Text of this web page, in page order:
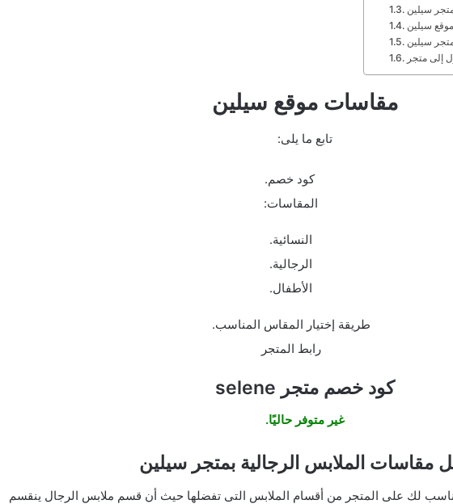
سيلين
سيلين
سيلين
مقاسات موقع سيلين
تابع ما يلى:
كود خصم.
المقاسات:
النسائية.
الرجالية.
الأطفال.
طريقة إختيار المقاس المناسب.
رابط المتجر
كود خصم متجر selene
غير متوفر حاليًا.
مقاسات الملابس الرجالية بمتجر سيلين
لك على المتجر من أقسام الملابس التى تفضلها حيث أن قسم ملابس الرجال ينقسم